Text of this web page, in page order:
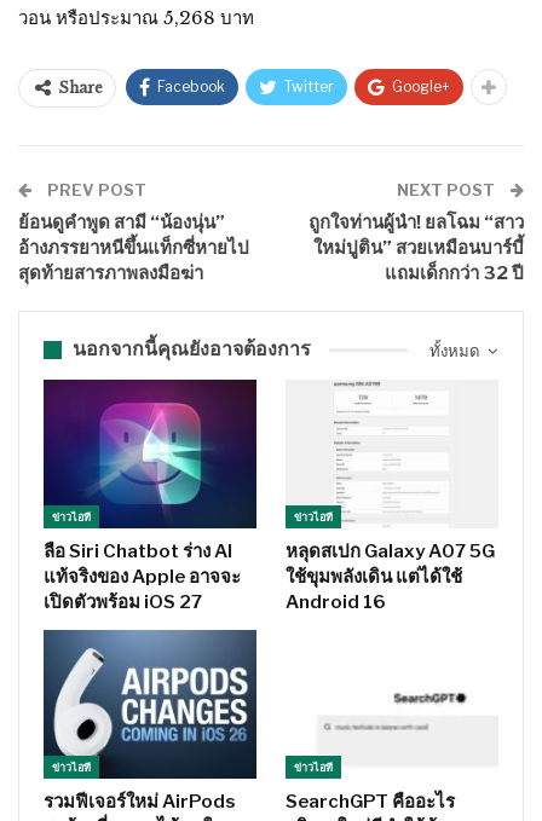
วอน หรือประมาณ 5,268 บาท
Share Facebook Twitter Google+
PREV POST
ย้อนดูคำพูด สามี “น้องนุ่น”
อ้างภรรยาหนีขึ้นแท็กซี่หายไป
สุดท้ายสารภาพลงมือฆ่า
NEXT POST
ถูกใจท่านผู้นำ! ยลโฉม “สาว
ใหม่ปูติน” สวยเหมือนบาร์บี้
แถมเด็กกว่า 32 ปี
ทั้งหมด
นอกจากนี้คุณยังอาจต้องการ
ข่าวไอที
ลือ Siri Chatbot ร่าง AI
แท้จริงของ Apple อาจจะ
เปิดตัวพร้อม iOS 27
ข่าวไอที
หลุดสเปก Galaxy A07 5G
ใช้ขุมพลังเดิน แต่ได้ใช้
Android 16
ข่าวไอที
รวมฟีเจอร์ใหม่ AirPods
ข่าวไอที
SearchGPT คืออะไร